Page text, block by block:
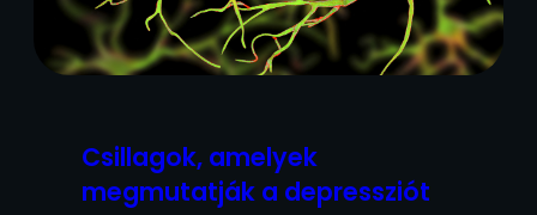
Csillagok, amelyek
megmutatják a depressziót